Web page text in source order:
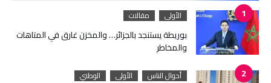
الأولى مقالات
بوريطة يستنجد بالجزائر… والمخزن غارق في المتاهات
والمخاطر
أحوال الناس الأولى الوطني